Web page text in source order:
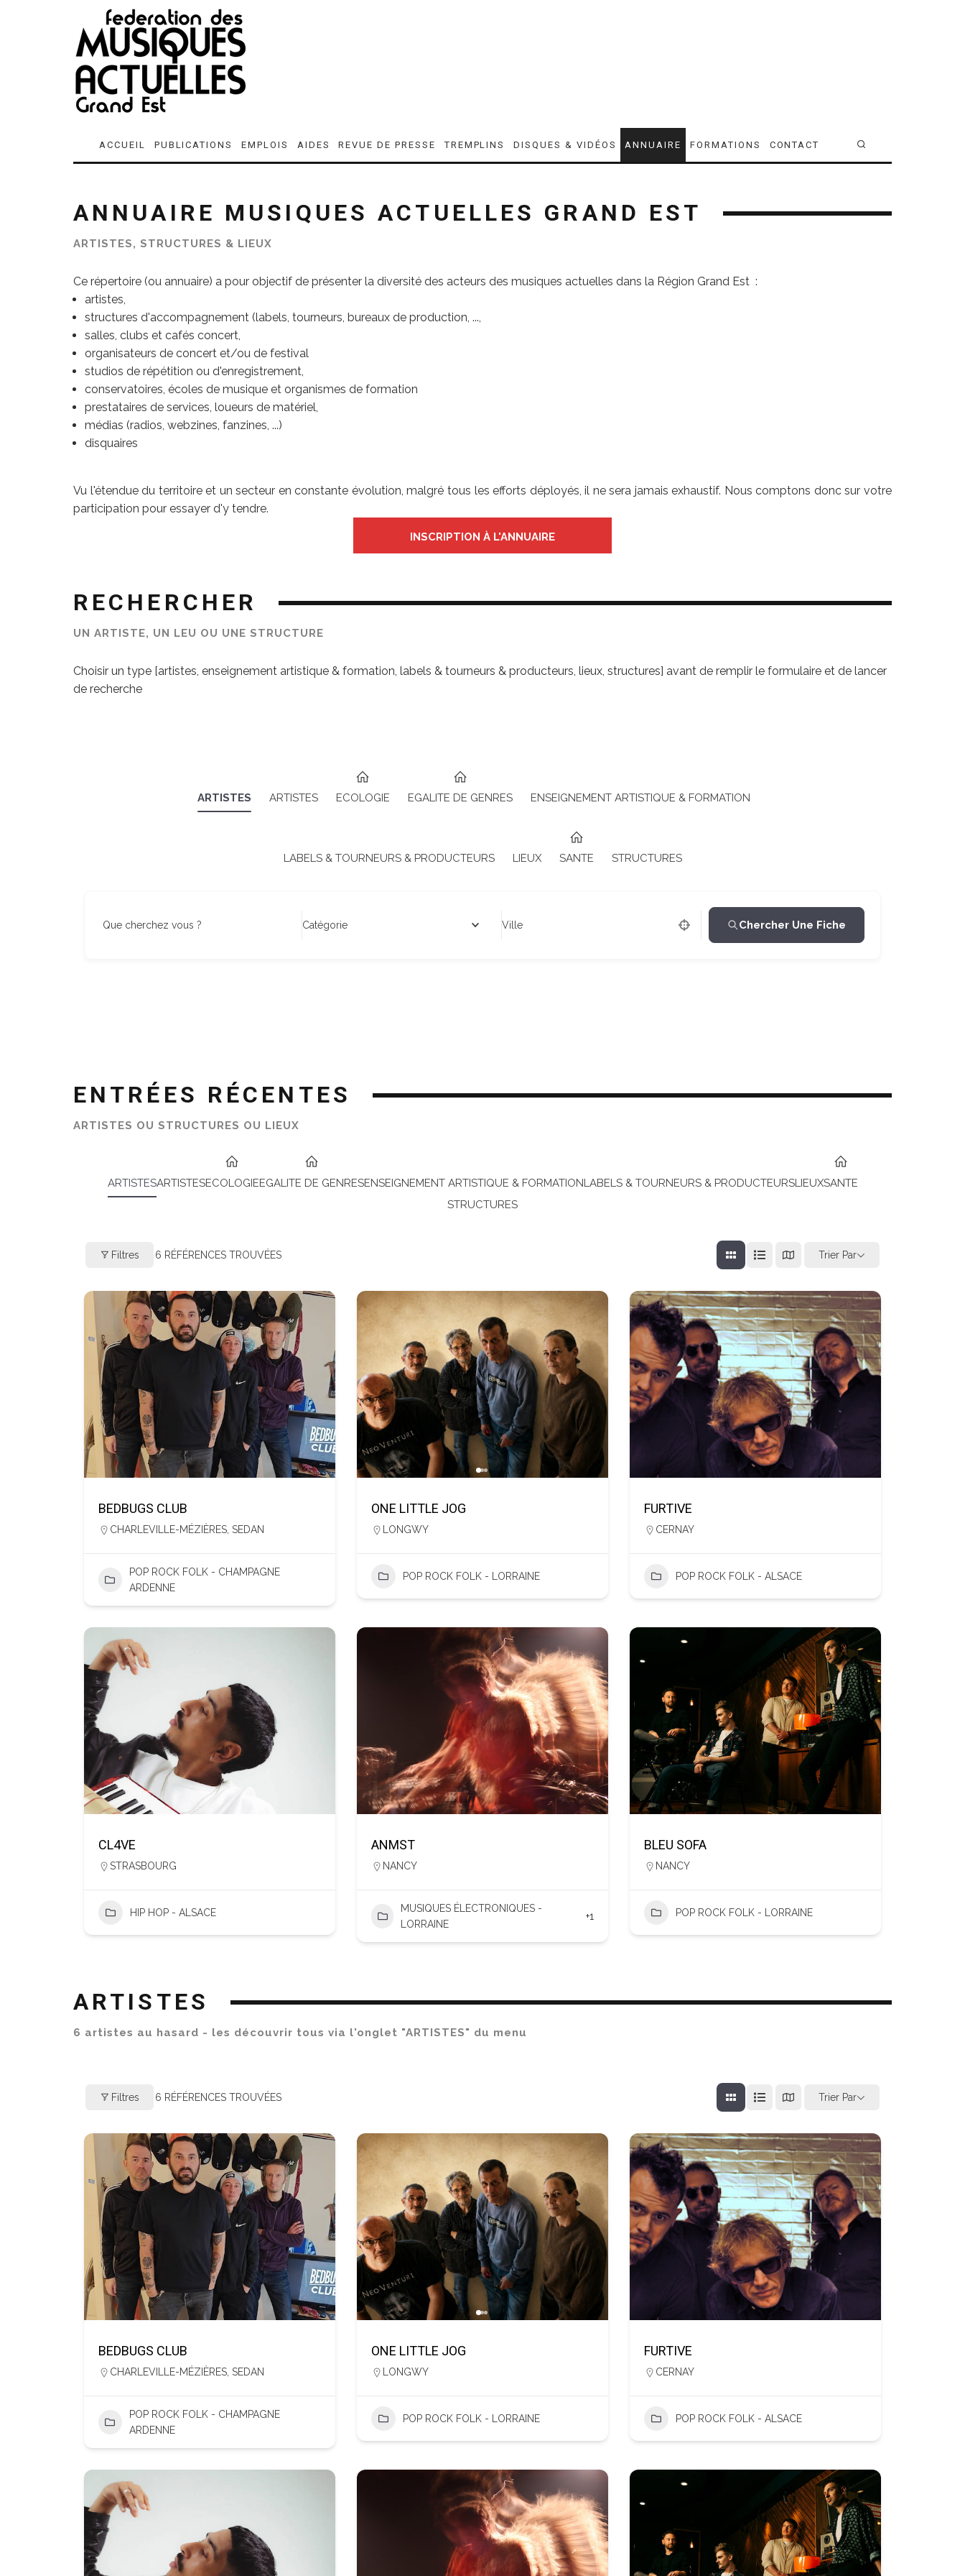
ACCUEIL PUBLICATIONS EMPLOIS AIDES REVUE DE PRESSE TREMPLINS DISQUES & VIDÉOS ANNUAIRE FORMATIONS CONTACT
ANNUAIRE MUSIQUES ACTUELLES GRAND EST
ARTISTES, STRUCTURES & LIEUX
Ce répertoire (ou annuaire) a pour objectif de présenter la diversité des acteurs des musiques actuelles dans la Région Grand Est :
artistes,
structures d'accompagnement (labels, tourneurs, bureaux de production, ...,
salles, clubs et cafés concert,
organisateurs de concert et/ou de festival
studios de répétition ou d'enregistrement,
conservatoires, écoles de musique et organismes de formation
prestataires de services, loueurs de matériel,
médias (radios, webzines, fanzines, ...)
disquaires
Vu l'étendue du territoire et un secteur en constante évolution, malgré tous les efforts déployés, il ne sera jamais exhaustif. Nous comptons donc sur votre
participation pour essayer d'y tendre.
INSCRIPTION À L'ANNUAIRE
RECHERCHER
UN ARTISTE, UN LEU OU UNE STRUCTURE
Choisir un type [artistes, enseignement artistique & formation, labels & tourneurs & producteurs, lieux, structures] avant de remplir le formulaire et de lancer
de recherche
ARTISTES ARTISTES ECOLOGIE EGALITE DE GENRES ENSEIGNEMENT ARTISTIQUE & FORMATION
LABELS & TOURNEURS & PRODUCTEURS LIEUX SANTE STRUCTURES
Que cherchez vous ? Catégorie Ville Chercher Une Fiche
ENTRÉES RÉCENTES
ARTISTES OU STRUCTURES OU LIEUX
ARTISTESARTISTESECOLOGIEEGALITE DE GENRESENSEIGNEMENT ARTISTIQUE & FORMATIONLABELS & TOURNEURS & PRODUCTEURSLIEUXSANTE
STRUCTURES
Filtres 6 RÉFÉRENCES TROUVÉES Trier Par
BEDBUGS CLUB
CHARLEVILLE-MÉZIÈRES SEDAN
POP ROCK FOLK - CHAMPAGNE
ARDENNE
ONE LITTLE JOG
LONGWY
POP ROCK FOLK - LORRAINE
FURTIVE
CERNAY
POP ROCK FOLK - ALSACE
CL4VE
STRASBOURG
HIP HOP - ALSACE
ANMST
NANCY
MUSIQUES ÉLECTRONIQUES -
LORRAINE
+1
BLEU SOFA
NANCY
POP ROCK FOLK - LORRAINE
ARTISTES
6 artistes au hasard - les découvrir tous via l'onglet "ARTISTES" du menu
Filtres 6 RÉFÉRENCES TROUVÉES Trier Par
BEDBUGS CLUB
CHARLEVILLE-MÉZIÈRES SEDAN
POP ROCK FOLK - CHAMPAGNE
ARDENNE
ONE LITTLE JOG
LONGWY
POP ROCK FOLK - LORRAINE
FURTIVE
CERNAY
POP ROCK FOLK - ALSACE